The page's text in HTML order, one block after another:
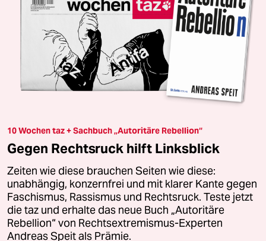
10 Wochen taz + Sachbuch „Autoritäre Rebellion“
Gegen Rechtsruck hilft Linksblick
Zeiten wie diese brauchen Seiten wie diese:
unabhängig, konzernfrei und mit klarer Kante gegen
Faschismus, Rassismus und Rechtsruck. Teste jetzt
die taz und erhalte das neue Buch „Autoritäre
Rebellion“ von Rechtsextremismus-Experten
Andreas Speit als Prämie.